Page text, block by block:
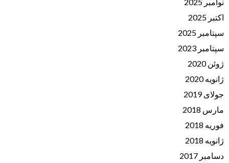
اکتبر 2025
سپتامبر 2025
سپتامبر 2023
ژوئن 2020
ژانویه 2020
جولای 2019
مارس 2018
فوریه 2018
ژانویه 2018
دسامبر 2017